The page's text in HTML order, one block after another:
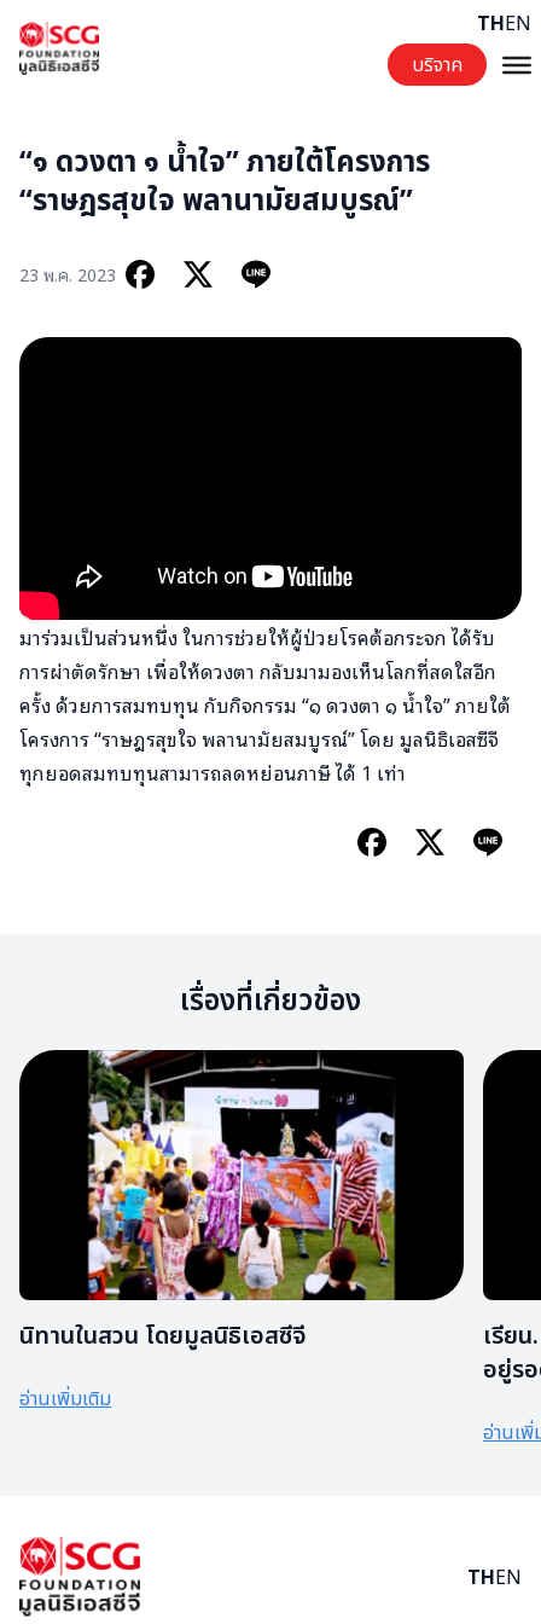
บริจาค
THEN
“๑ ดวงตา ๑ น้ำใจ” ภายใต้โครงการ
“ราษฎรสุขใจ พลานามัยสมบูรณ์”
23 พ.ค. 2023
มาร่วมเป็นส่วนหนึ่ง ในการช่วยให้ผู้ป่วยโรคต้อกระจก ได้รับ
การผ่าตัดรักษา เพื่อให้ดวงตา กลับมามองเห็นโลกที่สดใสอีก
ครั้ง ด้วยการสมทบทุน กับกิจกรรม “๑ ดวงตา ๑ น้ำใจ” ภายใต้
โครงการ “ราษฎรสุขใจ พลานามัยสมบูรณ์” โดย มูลนิธิเอสซีจี
ทุกยอดสมทบทุนสามารถลดหย่อนภาษี ได้ 1 เท่า
เรื่องที่เกี่ยวข้อง
นิทานในสวน โดยมูลนิธิเอสซีจี
อ่านเพิ่มเติม
เรีย
อยู่ร
อ่านเพิ่
THEN